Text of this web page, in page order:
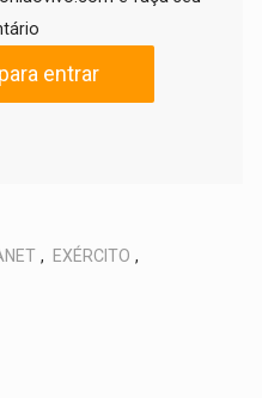
entrar
, EXÉRCITO ,